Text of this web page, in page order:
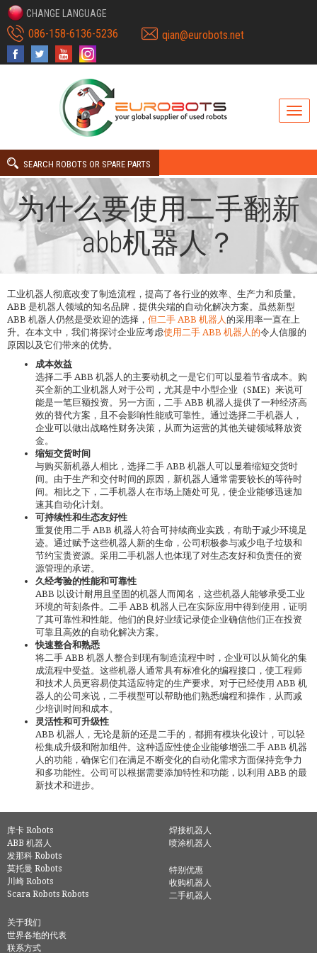
CHANGE LANGUAGE
086-158-6136-5236 qian@eurobots.net
SEARCH ROBOTS OR SPARE PARTS
为什么要使用二手翻新
abb机器人？
工业机器人彻底改变了制造流程，提高了各行业的效率、生产力和质量。
ABB 是机器人领域的知名品牌，提供尖端的自动化解决方案。虽然新型
ABB 机器人仍然是受欢迎的选择， 但二手 ABB 机器人 的采用率一直在上
升。在本文中，我们将探讨企业应考虑使用二手 ABB 机器人的令人信服的
原因以及它们带来的优势。
成本效益
选择二手 ABB 机器人的主要动机之一是它们可以显着节省成本。购
买全新的工业机器人对于公司，尤其是中小型企业（SME）来说可
能是一笔巨额投资。另一方面，二手 ABB 机器人提供了一种经济高
效的替代方案，且不会影响性能或可靠性。通过选择二手机器人，
企业可以做出战略性财务决策，从而为运营的其他关键领域释放资
金。
缩短交货时间
与购买新机器人相比，选择二手 ABB 机器人可以显着缩短交货时
间。由于生产和交付时间的原因，新机器人通常需要较长的等待时
间。相比之下，二手机器人在市场上随处可见，使企业能够迅速加
速其自动化计划。
可持续性和生态友好性
重复使用二手 ABB 机器人符合可持续商业实践，有助于减少环境足
迹。通过赋予这些机器人新的生命，公司积极参与减少电子垃圾和
节约宝贵资源。采用二手机器人也体现了对生态友好和负责任的资
源管理的承诺。
久经考验的性能和可靠性
ABB 以设计耐用且坚固的机器人而闻名，这些机器人能够承受工业
环境的苛刻条件。二手 ABB 机器人已在实际应用中得到使用，证明
了其可靠性和性能。他们的良好业绩记录使企业确信他们正在投资
可靠且高效的自动化解决方案。
快速整合和熟悉
将二手 ABB 机器人整合到现有制造流程中时，企业可以从简化的集
成流程中受益。这些机器人通常具有标准化的编程接口，使工程师
和技术人员更容易使其适应特定的生产要求。对于已经使用 ABB 机
器人的公司来说，二手模型可以帮助他们熟悉编程和操作，从而减
少培训时间和成本。
灵活性和可升级性
ABB 机器人，无论是新的还是二手的，都拥有模块化设计，可以轻
松集成升级和附加组件。这种适应性使企业能够增强二手 ABB 机器
人的功能，确保它们在满足不断变化的自动化需求方面保持竞争力
和多功能性。公司可以根据需要添加特性和功能，以利用 ABB 的最
新技术和进步。
库卡 Robots
ABB 机器人
发那科 Robots
莫托曼 Robots
川崎 Robots
Scara Robots Robots
焊接机器人
喷涂机器人
特别优惠
收购机器人
二手机器人
关于我们
世界各地的代表
联系方式